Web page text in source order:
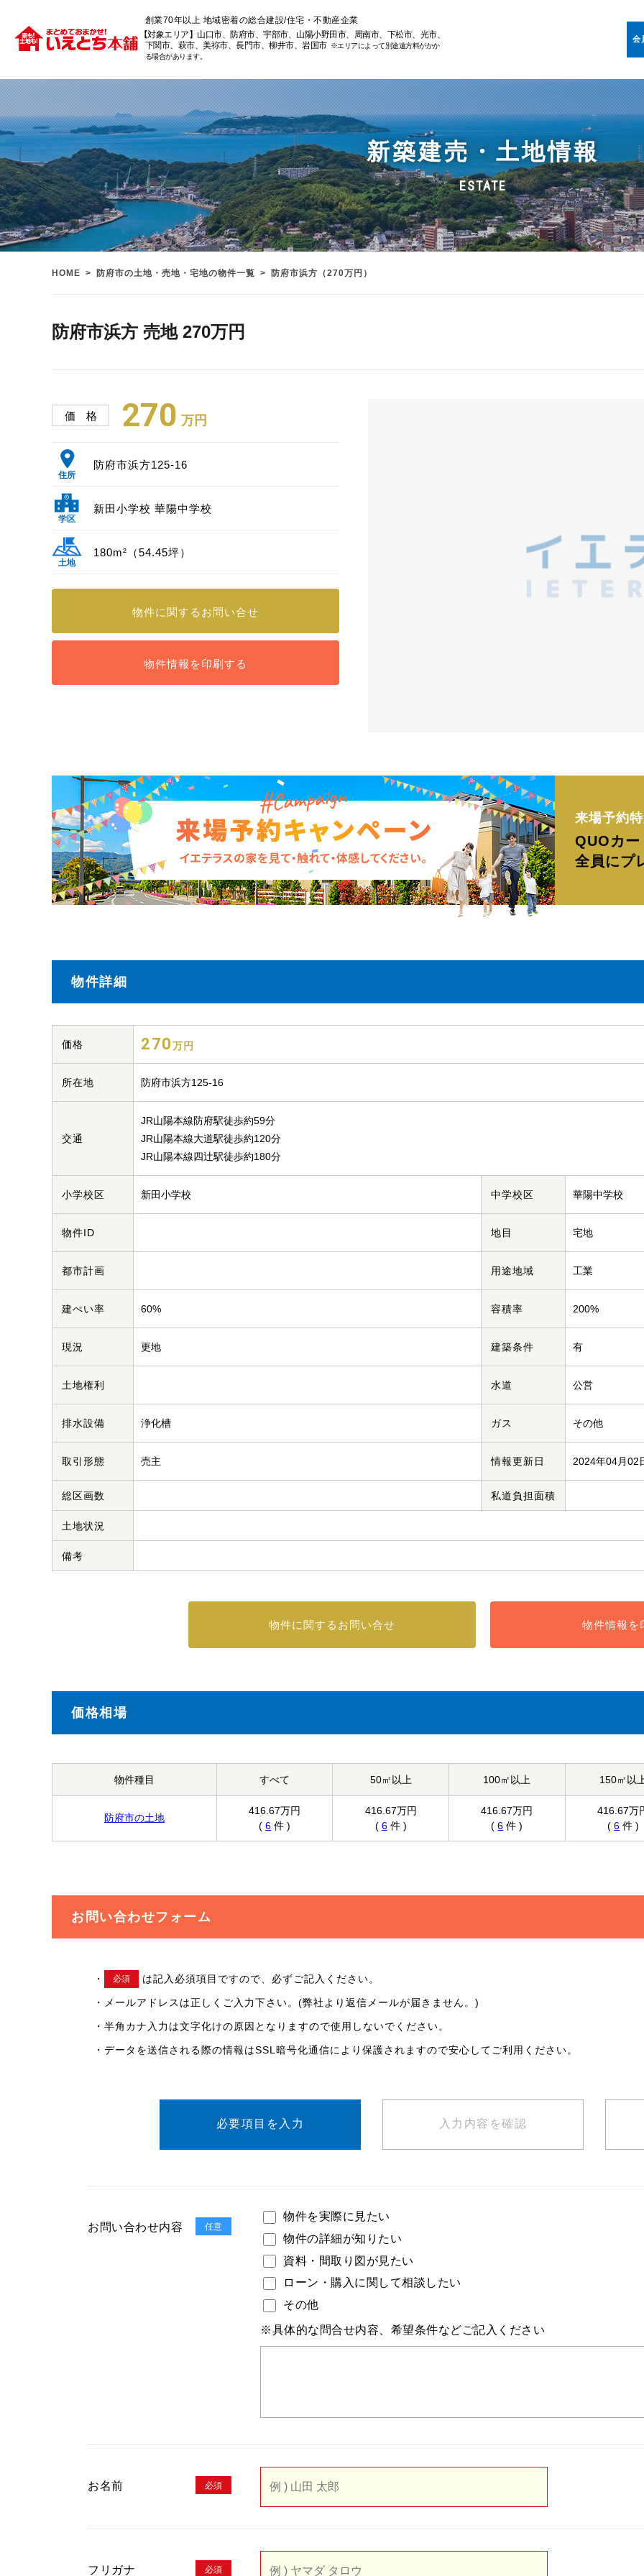
創業70年以上 地域密着の総合建設/住宅・不動産企業
【対象エリア】山口市、防府市、宇部市、山陽小野田市、周南市、下松市、光市、
下関市、萩市、美祢市、長門市、柳井市、岩国市 ※エリアによって別途遠方料がかか
る場合があります。
会
新築建売・土地情報
ESTATE
HOME 防府市の土地・売地・宅地の物件一覧 防府市浜方（270万円）
防府市浜方 売地 270万円
価 格 270 万円
住所
防府市浜方125-16
学区
新田小学校 華陽中学校
土地
180m²（54.45坪）
物件に関する お問い合せ
物件情報を印刷する
来場予約
QUOカ
全員にプ
物件詳細
価格 270万円
所在地 防府市浜方125-16
交通
JR山陽本線防府駅徒歩約59分
JR山陽本線大道駅徒歩約120分
JR山陽本線四辻駅徒歩約180分
小学校区 新田小学校 中学校区 華陽中学校
物件ID 地目 宅地
都市計画 用途地域 工業
建ぺい率 60% 容積率 200%
現況 更地 建築条件 有
土地権利 水道 公営
排水設備 浄化槽 ガス その他
取引形態 売主 情報更新日 2024年04月02
総区画数 私道負担面積
土地状況
備考
物件に関する お問い合せ 物件情報を
価格相場
物件種目
防府市の土地
すべて
416.67万円
( 6件 )
50㎡以上
416.67万円
( 6件 )
100㎡以上
416.67万円
(6 件 )
150㎡以
416.67万
(6 件 )
お問い合わせフォーム
・ 必須 は記入必須項目ですので、必ずご記入ください。
・メールアドレスは正しくご入力下さい。(弊社より返信メールが届きません。)
・半角カナ入力は文字化けの原因となりますので使用しないでください。
・データを送信される際の情報はSSL暗号化通信により保護されますので安心してご利用ください。
必要項目を 入力 入力内容を確認
お問い合わせ内容 任意
物件を実際に見たい
物件の詳細が知りたい
資料・間取り図が見たい
ローン・購入に関して相談したい
その他
※具体的な問合せ内容、希望条件などご記入ください
お名前 必須
フリガナ 必須